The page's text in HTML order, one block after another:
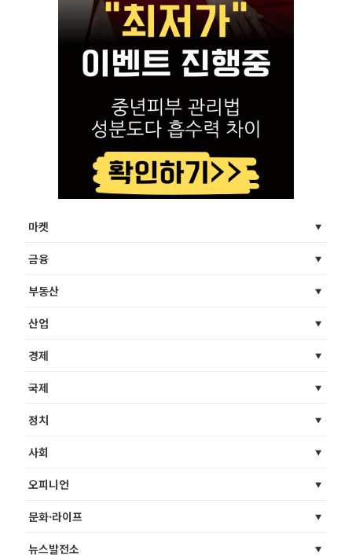
마켓
금융
부동산
산업
경제
국제
정치
사회
오피니언
문화·라이프
뉴스발전소